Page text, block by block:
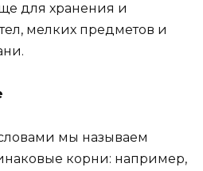
для хранения и
мелких предметов и
мы называем
корни: например,